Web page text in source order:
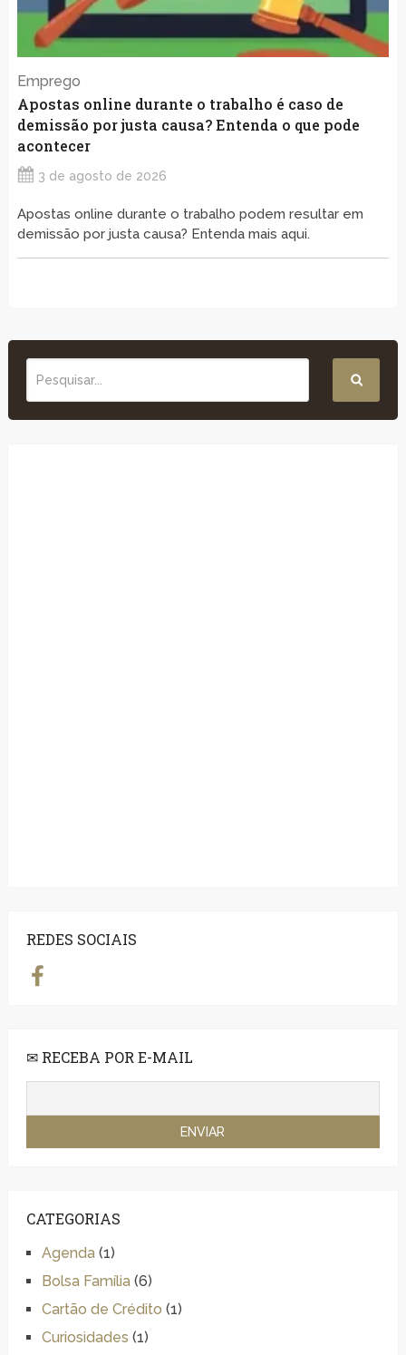
Emprego
Apostas online durante o trabalho é caso de
demissão por justa causa? Entenda o que pode
acontecer
3 de agosto de 2026
Apostas online durante o trabalho podem resultar em
demissão por justa causa? Entenda mais aqui.
REDES SOCIAIS
✉ RECEBA POR E-MAIL
CATEGORIAS
Agenda(1)
Bolsa Família(6)
Cartão de Crédito (1)
Curiosidades (1)